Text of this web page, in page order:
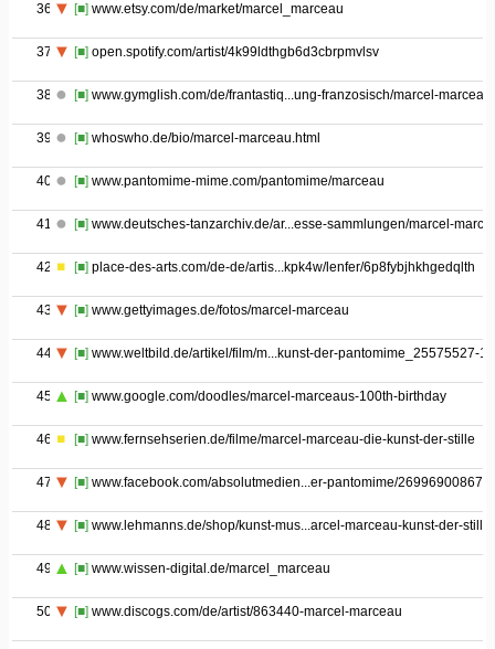
36 [■] www.etsy.com/de/market/marcel_marceau
37 [■] open.spotify.com/artist/4k99ldthgb6d3cbrpmvlsv
38 [■] www.gymglish.com/de/frantastiq...ung-franzosisch/marcel-marceau
39 [■] whoswho.de/bio/marcel-marceau.html
40 [■] www.pantomime-mime.com/pantomime/marceau
41 [■] www.deutsches-tanzarchiv.de/ar...esse-sammlungen/marcel-
42 [■] place-des-arts.com/de-de/artis...kpk4w/lenfer/6p8fybjhkhgedqlth
43 [■] www.gettyimages.de/fotos/marcel-marceau
44 [■] www.weltbild.de/artikel/film/m...kunst-der-pantomime_25575527-1
45 [■] www.google.com/doodles/marcel-marceaus-100th-birthday
46 [■] www.fernsehserien.de/filme/marcel-marceau-die-kunst-der-stille
47 [■] www.facebook.com/absolutmedien...er-pantomime/
48 [■] www.lehmanns.de/shop/kunst-mus...arcel-marceau-kunst-der-stille
49 [■] www.wissen-digital.de/marcel_marceau
50 [■] www.discogs.com/de/artist/863440-marcel-marceau